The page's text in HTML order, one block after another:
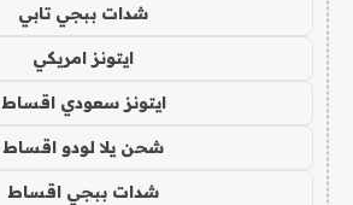
شدات ببجي تابي
ايتونز امريكي
ايتونز سعودي اقساط
شحن يلا لودو اقساط
شدات ببجي اقساط